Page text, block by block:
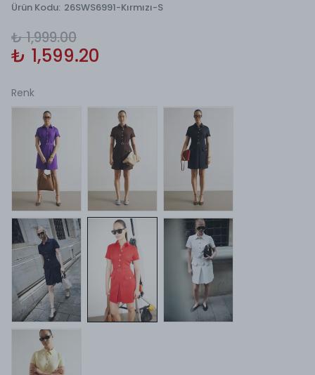
Ürün Kodu: 26SWS6991-Kırmızı-S
₺ 1,999.00
₺ 1,599.20
Renk